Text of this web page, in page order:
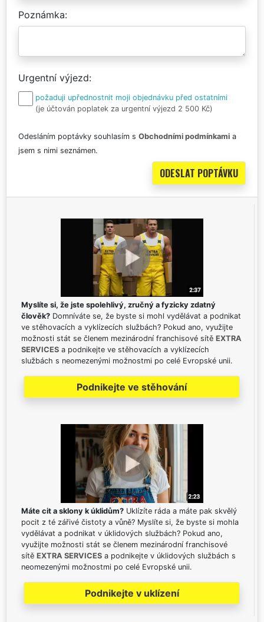
Poznámka
Urgentní výjezd
požaduji upřednostnit moji objednávku před ostatními
(je účtován poplatek za urgentní výjezd 2 500 Kč)
Odesláním poptávky souhlasím s Obchodními podmínkami a
jsem s nimi seznámen.
Myslíte si, že jste spolehlivý, zručný a fyzicky zdatný
člověk? Domníváte se, že byste si mohl vydělávat a podnikat
ve stěhovacích a vyklízecích službách? Pokud ano, využijte
možnosti stát se členem mezinárodní franchisové sítě EXTRA
SERVICES a podnikejte ve stěhovacích a vyklízecích
službách s neomezenými možnostmi po celé Evropské unii.
Podnikejte ve stěhování
Máte cit a sklony k úklidům? Uklízíte ráda a máte pak skvělý
pocit z té zářivé čistoty a vůně? Myslíte si, že byste si mohla
vydělávat a podnikat v úklidových službách? Pokud ano,
využijte možnosti stát se členem mezinárodní franchisové
sítě EXTRA SERVICES a podnikejte v úklidových službách s
neomezenými možnostmi po celé Evropské unii.
Podnikejte v uklízení